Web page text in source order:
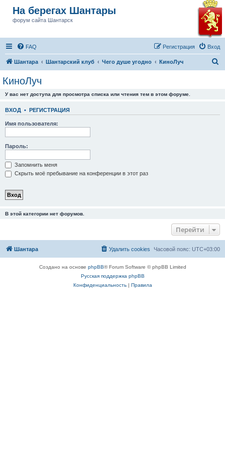
На берегах Шантары
форум сайта Шантарск
FAQ Вход
Регистрация
Шантара Шантарский клуб Чего душе угодно КиноЛуч
КиноЛуч
У вас нет доступа для просмотра списка или чтения тем в этом форуме.
ВХОД • РЕГИСТРАЦИЯ
Имя пользователя:
Пароль:
Запомнить меня
Скрыть моё пребывание на конференции в этот раз
В этой категории нет форумов.
Перейти
Шантара Часовой пояс: UTC+03:00
Удалить cookies
Создано на основе phpBB® Forum Software © phpBB Limited
Русская поддержка phpBB
Конфиденциальность| Правила